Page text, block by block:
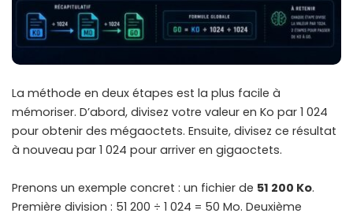
La méthode en deux étapes est la plus facile à
mémoriser. D’abord, divisez votre valeur en Ko par 1 024
pour obtenir des mégaoctets. Ensuite, divisez ce résultat
à nouveau par 1 024 pour arriver en gigaoctets.
Prenons un exemple concret : un fichier de 51 200 Ko.
Première division : 51 200 ÷ 1 024 = 50 Mo. Deuxième